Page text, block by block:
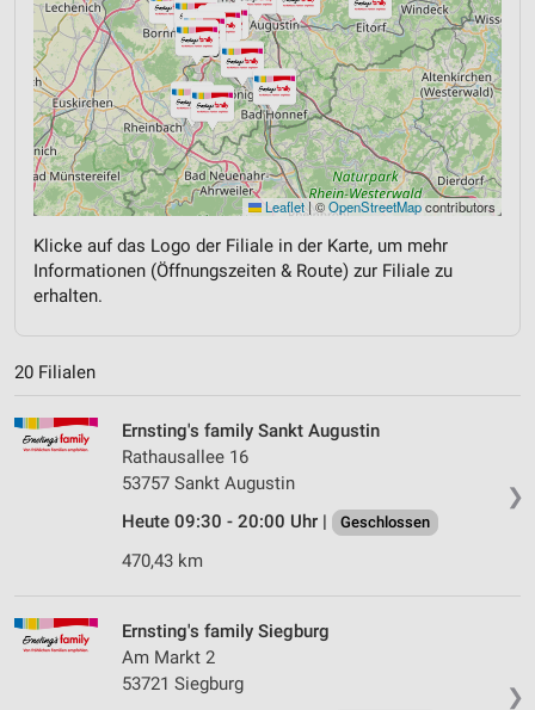
Leaflet | ©OpenStreetMapcontributors
Klicke auf das Logo der Filiale in der Karte, um mehr
Informationen (Öffnungszeiten & Route) zur Filiale zu
erhalten.
20 Filialen
❯
Ernsting's family Sankt Augustin
Rathausallee 16
53757 Sankt Augustin
Heute 09:30 - 20:00 Uhr |
Geschlossen
470,43 km
❯
Ernsting's family Siegburg
Am Markt 2
53721 Siegburg